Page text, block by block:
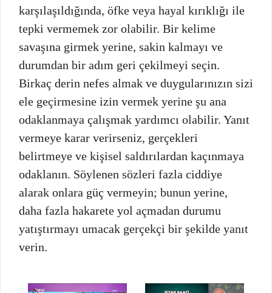
karşılaşıldığında, öfke veya hayal kırıklığı ile
tepki vermemek zor olabilir. Bir kelime
savaşına girmek yerine, sakin kalmayı ve
durumdan bir adım geri çekilmeyi seçin.
Birkaç derin nefes almak ve duygularınızın sizi
ele geçirmesine izin vermek yerine şu ana
odaklanmaya çalışmak yardımcı olabilir. Yanıt
vermeye karar verirseniz, gerçekleri
belirtmeye ve kişisel saldırılardan kaçınmaya
odaklanın. Söylenen sözleri fazla ciddiye
alarak onlara güç vermeyin; bunun yerine,
daha fazla hakarete yol açmadan durumu
yatıştırmayı umacak gerçekçi bir şekilde yanıt
verin.